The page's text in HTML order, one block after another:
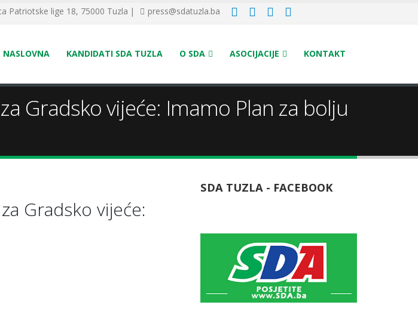
Patriotske lige 18, 75000 Tuzla | press@sdatuzla.ba
NASLOVNA KANDIDATI SDA TUZLA O SDA ASOCIJACIJE KONTAKT
Gradsko vijeće: Imamo Plan za bolju
Gradsko vijeće:
SDA TUZLA - FACEBOOK